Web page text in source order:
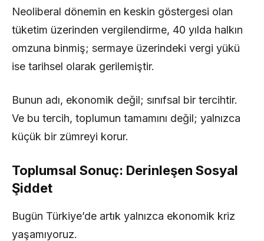
Neoliberal dönemin en keskin göstergesi olan
tüketim üzerinden vergilendirme, 40 yılda halkın
omzuna binmiş; sermaye üzerindeki vergi yükü
ise tarihsel olarak gerilemiştir.
Bunun adı, ekonomik değil; sınıfsal bir tercihtir.
Ve bu tercih, toplumun tamamını değil; yalnızca
küçük bir zümreyi korur.
Toplumsal Sonuç: Derinleşen Sosyal
Şiddet
Bugün Türkiye’de artık yalnızca ekonomik kriz
yaşamıyoruz.